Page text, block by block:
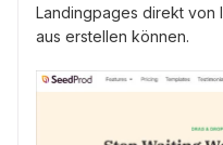
Landingpages direkt von
aus erstellen können.